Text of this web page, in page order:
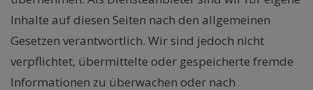
Inhalte auf diesen Seiten nach den allgemeinen
Gesetzen verantwortlich. Wir sind jedoch nicht
verpflichtet, übermittelte oder gespeicherte fremde
Informationen zu überwachen oder nach